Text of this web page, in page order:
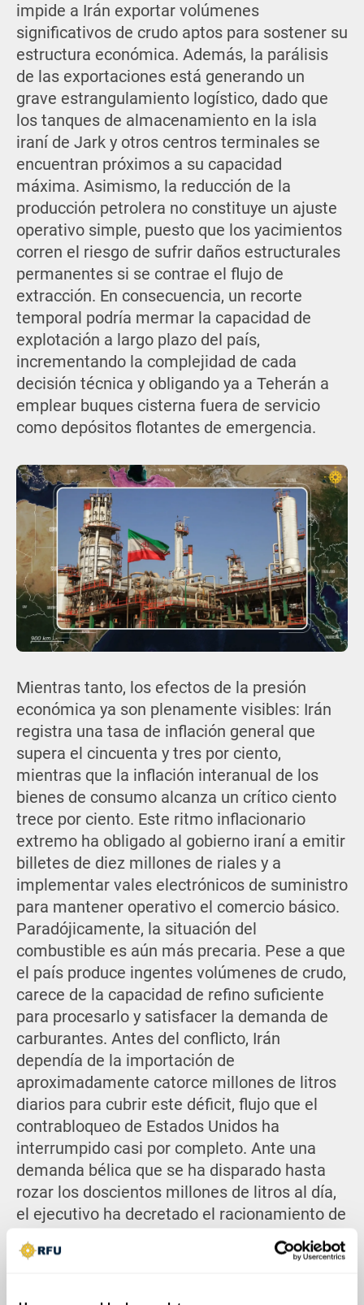
impide a Irán exportar volúmenes
significativos de crudo aptos para sostener su
estructura económica. Además, la parálisis
de las exportaciones está generando un
grave estrangulamiento logístico, dado que
los tanques de almacenamiento en la isla
iraní de Jark y otros centros terminales se
encuentran próximos a su capacidad
máxima. Asimismo, la reducción de la
producción petrolera no constituye un ajuste
operativo simple, puesto que los yacimientos
corren el riesgo de sufrir daños estructurales
permanentes si se contrae el flujo de
extracción. En consecuencia, un recorte
temporal podría mermar la capacidad de
explotación a largo plazo del país,
incrementando la complejidad de cada
decisión técnica y obligando ya a Teherán a
emplear buques cisterna fuera de servicio
como depósitos flotantes de emergencia.
Mientras tanto, los efectos de la presión
económica ya son plenamente visibles: Irán
registra una tasa de inflación general que
supera el cincuenta y tres por ciento,
mientras que la inflación interanual de los
bienes de consumo alcanza un crítico ciento
trece por ciento. Este ritmo inflacionario
extremo ha obligado al gobierno iraní a emitir
billetes de diez millones de riales y a
implementar vales electrónicos de suministro
para mantener operativo el comercio básico.
Paradójicamente, la situación del
combustible es aún más precaria. Pese a que
el país produce ingentes volúmenes de crudo,
carece de la capacidad de refino suficiente
para procesarlo y satisfacer la demanda de
carburantes. Antes del conflicto, Irán
dependía de la importación de
aproximadamente catorce millones de litros
diarios para cubrir este déficit, flujo que el
contrabloqueo de Estados Unidos ha
interrumpido casi por completo. Ante una
demanda bélica que se ha disparado hasta
rozar los doscientos millones de litros al día,
el ejecutivo ha decretado el racionamiento de
combustible y el establecimiento de cuotas
con precios incrementados